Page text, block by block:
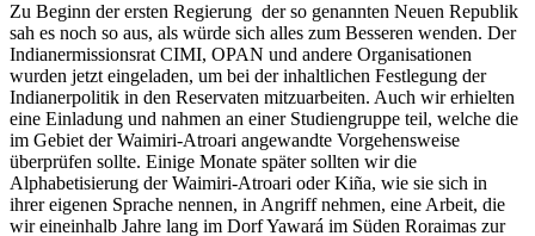
Zu Beginn der ersten Regierung der so genannten Neuen Republik
sah es noch so aus, als würde sich alles zum Besseren wenden. Der
Indianermissionsrat CIMI, OPAN und andere Organisationen
wurden jetzt eingeladen, um bei der inhaltlichen Festlegung der
Indianerpolitik in den Reservaten mitzuarbeiten. Auch wir erhielten
eine Einladung und nahmen an einer Studiengruppe teil, welche die
im Gebiet der Waimiri-Atroari angewandte Vorgehensweise
überprüfen sollte. Einige Monate später sollten wir die
Alphabetisierung der Waimiri-Atroari oder Kiña, wie sie sich in
ihrer eigenen Sprache nennen, in Angriff nehmen, eine Arbeit, die
wir eineinhalb Jahre lang im Dorf Yawará im Süden Roraimas zur